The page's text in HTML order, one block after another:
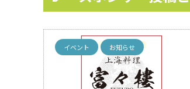
イベント お知らせ